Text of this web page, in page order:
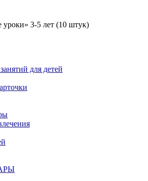
3-5 лет (10 штук)
для детей